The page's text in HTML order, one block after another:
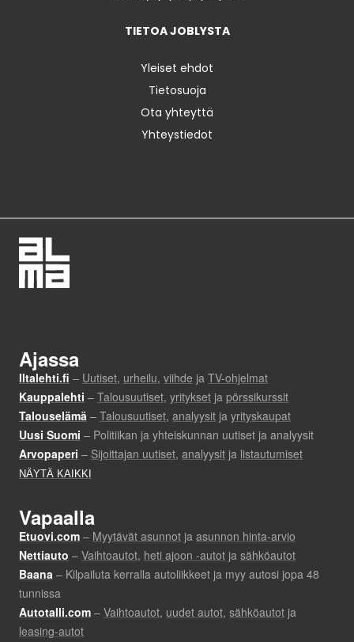
TIETOA JOBLYSTA
Yleiset ehdot
Tietosuoja
Ota yhteyttä
Yhteystiedot